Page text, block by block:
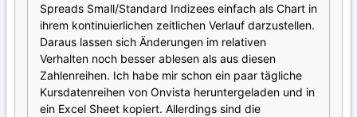
Spreads Small/Standard Indizees einfach als Chart in
ihrem kontinuierlichen zeitlichen Verlauf darzustellen.
Daraus lassen sich Änderungen im relativen
Verhalten noch besser ablesen als aus diesen
Zahlenreihen. Ich habe mir schon ein paar tägliche
Kursdatenreihen von Onvista heruntergeladen und in
ein Excel Sheet kopiert. Allerdings sind die